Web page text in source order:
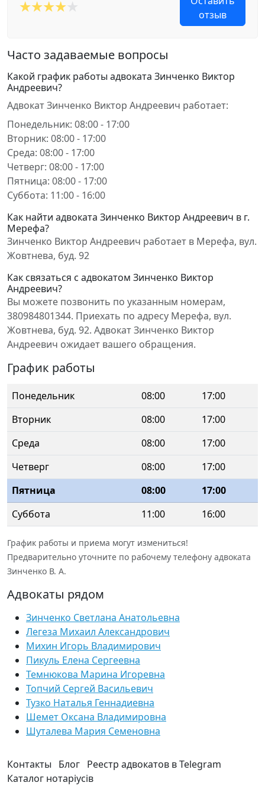
отзыв
Часто задаваемые вопросы
Какой график работы адвоката Зинченко Виктор
Андреевич?
Адвокат Зинченко Виктор Андреевич работает:
Понедельник: 08:00 - 17:00
Вторник: 08:00 - 17:00
Среда: 08:00 - 17:00
Четверг: 08:00 - 17:00
Пятница: 08:00 - 17:00
Суббота: 11:00 - 16:00
Как найти адвоката Зинченко Виктор Андреевич в г.
Мерефа?
Зинченко Виктор Андреевич работает в Мерефа, вул.
Жовтнева, буд. 92
Как связаться с адвокатом Зинченко Виктор
Андреевич?
Вы можете позвонить по указанным номерам,
380984801344. Приехать по адресу Мерефа, вул.
Жовтнева, буд. 92. Адвокат Зинченко Виктор
Андреевич ожидает вашего обращения.
График работы
Понедельник 08:00
17:00
Вторник
08:00
17:00
Среда
08:00
17:00
Четверг
08:00
17:00
Пятница
08:00
17:00
Суббота
11:00 16:00
График работы и приема могут измениться!
Предварительно уточните по рабочему телефону адвоката
Зинченко В. А.
Адвокаты рядом
Зинченко Светлана Анатольевна
Легеза Михаил Александрович
Михин Игорь Владимирович
Пикуль Елена Сергеевна
Темнюкова Марина Игоревна
Топчий Сергей Васильевич
Тузко Наталья Геннадиевна
Шемет Оксана Владимировна
Шуталева Мария Семеновна
Контакты Блог Реестр адвокатов в Telegram
Каталог нотаріусів